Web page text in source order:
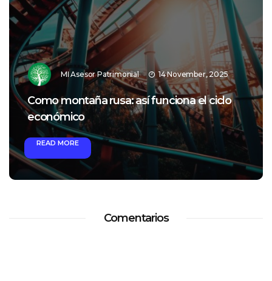
MI Asesor Patrimonial 14 November, 2025
Como montaña rusa: así funciona el ciclo
económico
READ MORE
Comentarios